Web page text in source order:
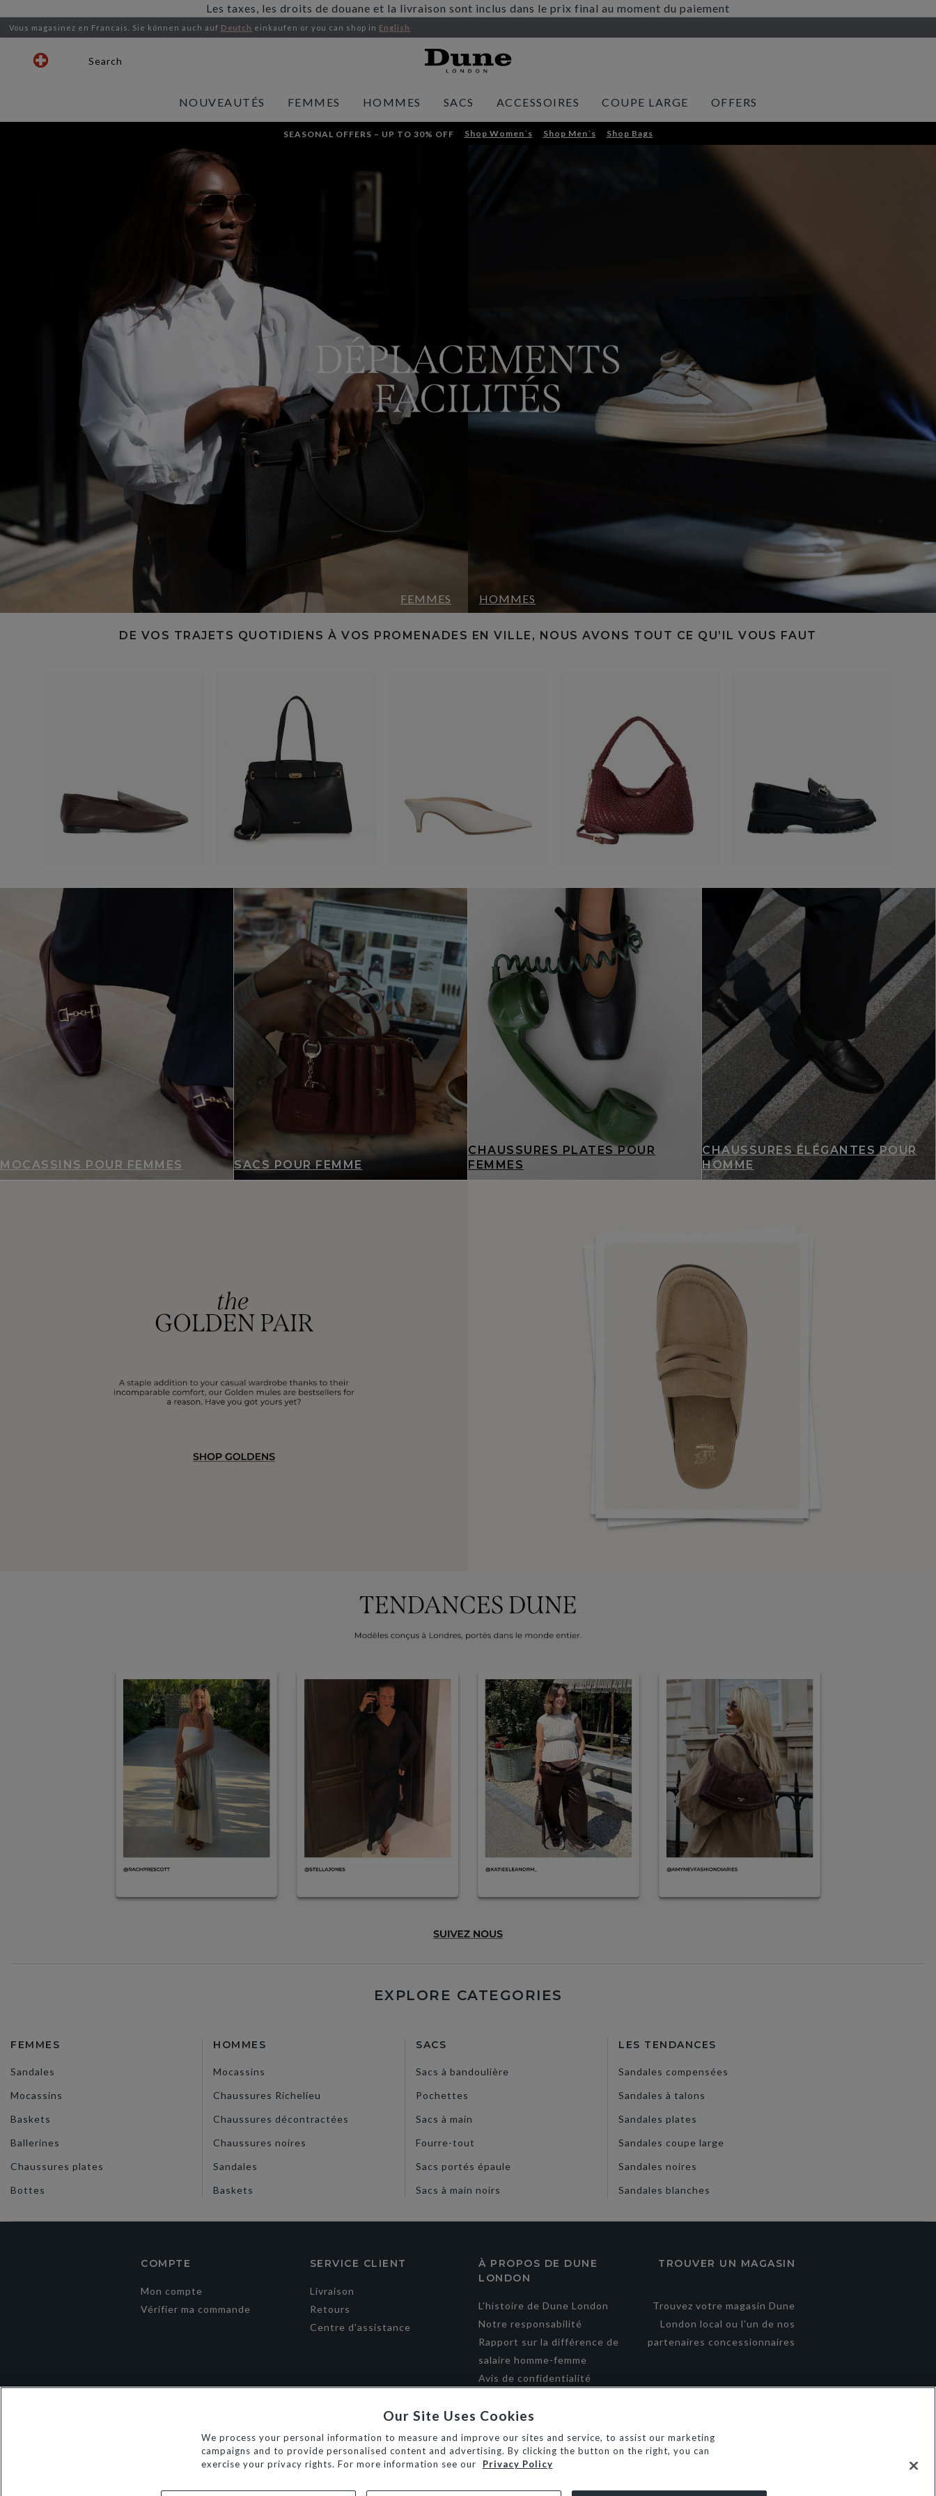
Les taxes, les droits de douane et la livraison sont inclus dans le prix final au moment du paiement
Vous magasinez en Francais. Sie können auch auf Deutch einkaufen or you can shop in English
Search
NOUVEAUTÉS FEMMES HOMMES SACS ACCESSOIRES COUPE LARGE OFFERS
SEASONAL OFFERS – UP TO 30% OFF Shop Women´s Shop Men´s Shop Bags
FEMMES HOMMES
DE VOS TRAJETS QUOTIDIENS À VOS PROMENADES EN VILLE, NOUS AVONS TOUT CE QU’IL VOUS FAUT
MOCASSINS POUR FEMMES SACS POUR FEMME
CHAUSSURES PLATES POUR
FEMMES
CHAUSSURES ÉLÉGANTES POUR
HOMME
EXPLORE CATEGORIES
FEMMES
Sandales
Mocassins
Baskets
Ballerines
Chaussures plates
Bottes
HOMMES
Mocassins
Chaussures Richelieu
Chaussures décontractées
Chaussures noires
Sandales
Baskets
SACS
Sacs à bandoulière
Pochettes
Sacs à main
Fourre-tout
Sacs portés épaule
Sacs à main noirs
LES TENDANCES
Sandales compensées
Sandales à talons
Sandales plates
Sandales coupe large
Sandales noires
Sandales blanches
COMPTE
Mon compte
Vérifier ma commande
SERVICE CLIENT
Livraison
Retours
Centre d'assistance
À PROPOS DE DUNE
LONDON
L'histoire de Dune London
Notre responsabilité
Rapport sur la différence de
salaire homme-femme
Avis de confidentialité
Sale
TROUVER UN MAGASIN
Trouvez votre magasin Dune
London local ou l'un de nos
partenaires concessionnaires
© Dune Group Limited
Our Site Uses Cookies
We process your personal information to measure and improve our sites and service, to assist our marketing
campaigns and to provide personalised content and advertising. By clicking the button on the right, you can
exercise your privacy rights. For more information see our
Privacy Policy